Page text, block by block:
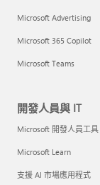
Microsoft Advertising
Microsoft 365 Copilot
Microsoft Teams
開發人員與 IT
Microsoft 開發人員工具
Microsoft Learn
支援 AI 市場應用程式